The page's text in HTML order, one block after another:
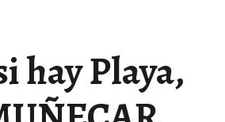
hay Playa,